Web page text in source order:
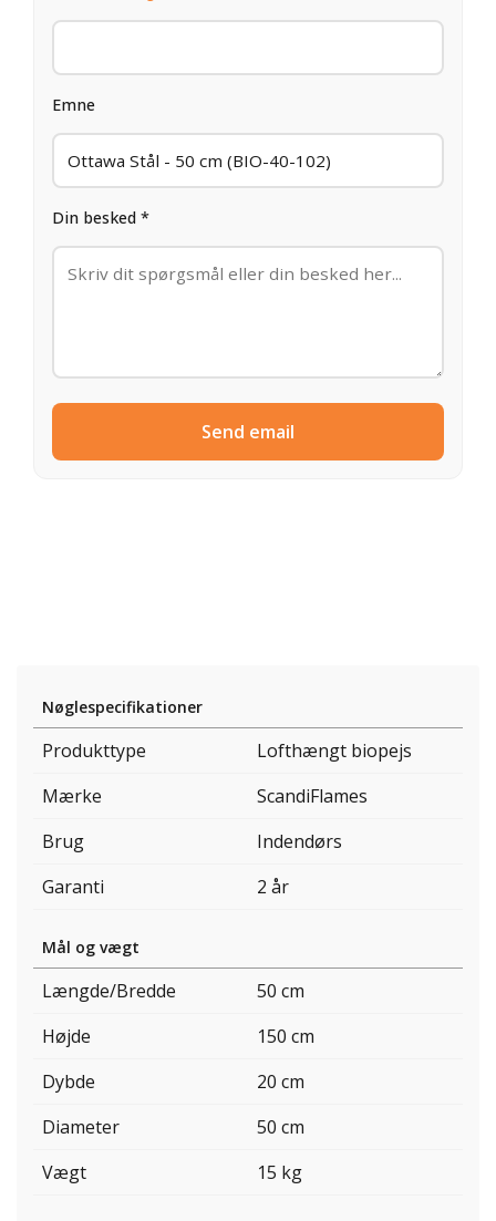
Emne
Din besked *
Send email
Nøglespecifikationer
Produkttype
Lofthængt biopejs
Mærke
ScandiFlames
Brug
Indendørs
Garanti
2 år
Mål og vægt
Længde/Bredde
50 cm
Højde
150 cm
Dybde
20 cm
Diameter
50 cm
Vægt
15 kg